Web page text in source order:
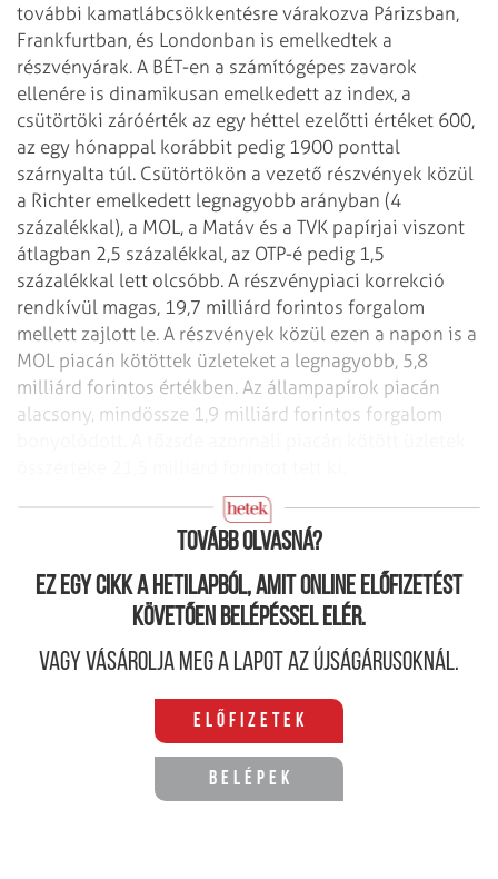
további kamatlábcsökkentésre várakozva Párizsban,
Frankfurtban, és Londonban is emelkedtek a
részvényárak. A BÉT-en a számítógépes zavarok
ellenére is dinamikusan emelkedett az index, a
csütörtöki záróérték az egy héttel ezelőtti értéket 600,
az egy hónappal korábbit pedig 1900 ponttal
szárnyalta túl. Csütörtökön a vezető részvények közül
a Richter emelkedett legnagyobb arányban (4
százalékkal), a MOL, a Matáv és a TVK papírjai viszont
átlagban 2,5 százalékkal, az OTP-é pedig 1,5
százalékkal lett olcsóbb. A részvénypiaci korrekció
rendkívül magas, 19,7 milliárd forintos forgalom
mellett zajlott le. A részvények közül ezen a napon is a
MOL piacán kötöttek üzleteket a legnagyobb, 5,8
milliárd forintos értékben. Az állampapírok piacán
alacsony, mindössze 1,9 milliárd forintos forgalom
A BUX változása 1998.10.05–11.05.
Tovább olvasná?
Ez egy cikk a hetilapból, amit online előfizetést
követően belépéssel elér.
Vagy vásárolja meg a lapot az újságárusoknál.
Előfizetek
Belépek